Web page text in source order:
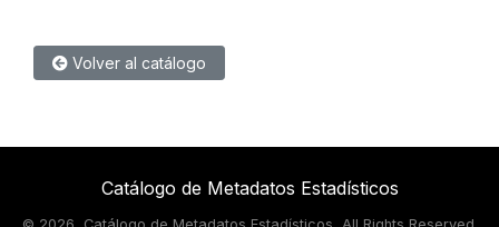
Volver al catálogo
Catálogo de Metadatos Estadísticos